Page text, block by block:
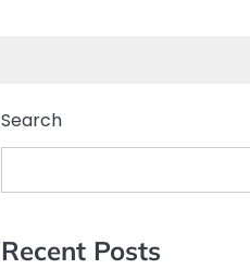
Search
Recent Posts